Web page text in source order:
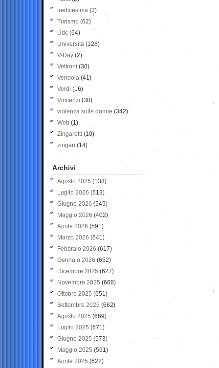
tredicesima (3)
Turismo (62)
Udc (64)
Università (128)
V-Day (2)
Veltroni (30)
Vendola (41)
Verdi (16)
Vincenzi (30)
violenza sulle donne (342)
Web (1)
Zingaretti (10)
zingari (14)
Archivi
Agosto 2026 (138)
Luglio 2026 (613)
Giugno 2026 (545)
Maggio 2026 (402)
Aprile 2026 (591)
Marzo 2026 (641)
Febbraio 2026 (617)
Gennaio 2026 (652)
Dicembre 2025 (627)
Novembre 2025 (668)
Ottobre 2025 (651)
Settembre 2025 (662)
Agosto 2025 (669)
Luglio 2025 (671)
Giugno 2025 (573)
Maggio 2025 (591)
Aprile 2025 (622)